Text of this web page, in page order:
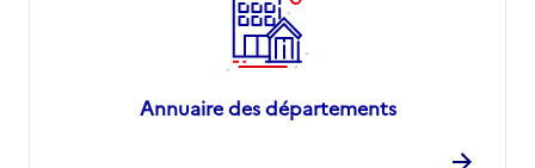
Annuaire des départements